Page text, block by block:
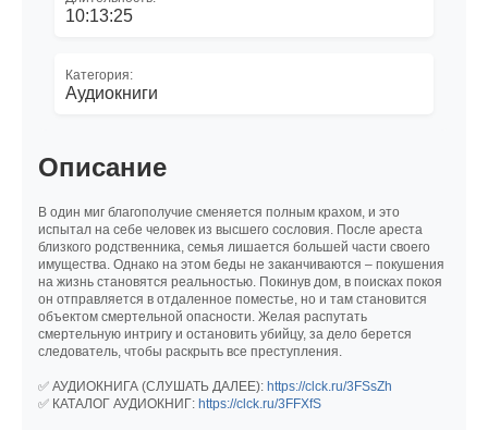
10:13:25
Категория:
Аудиокниги
Описание
В один миг благополучие сменяется полным крахом, и это
испытал на себе человек из высшего сословия. После ареста
близкого родственника, семья лишается большей части своего
имущества. Однако на этом беды не заканчиваются – покушения
на жизнь становятся реальностью. Покинув дом, в поисках покоя
он отправляется в отдаленное поместье, но и там становится
объектом смертельной опасности. Желая распутать
смертельную интригу и остановить убийцу, за дело берется
следователь, чтобы раскрыть все преступления.
✅ АУДИОКНИГА (СЛУШАТЬ ДАЛЕЕ): https://clck.ru/3FSsZh
✅ КАТАЛОГ АУДИОКНИГ: https://clck.ru/3FFXfS